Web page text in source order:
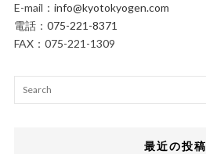
E-mail： info@kyotokyogen.com
電話： 075-221-8371
FAX：075-221-1309
最近の投稿